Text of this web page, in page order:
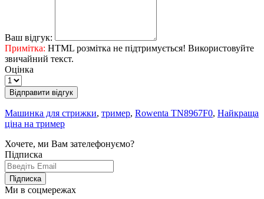
Ваш відгук:
Примітка: HTML розмітка не підтримується! Використовуйте
звичайний текст.
Оцінка
Відправити відгук
Машинка для стрижки, тример, Rowenta TN8967F0, Найкраща
ціна на тример
Хочете, ми Вам зателефонуємо?
Підписка
Підписка
Ми в соцмережах